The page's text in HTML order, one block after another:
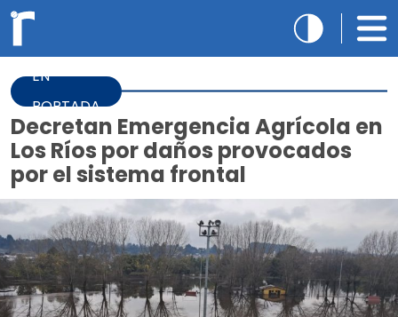
EN
PORTADA
Decretan Emergencia Agrícola en
Los Ríos por daños provocados
por el sistema frontal